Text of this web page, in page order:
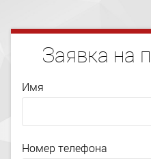
Заявка на
Имя
Номер телефона